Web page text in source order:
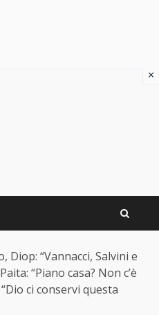
Diop: “Vannacci, Salvini e
“Piano casa? Non c’è
ci conservi questa
×